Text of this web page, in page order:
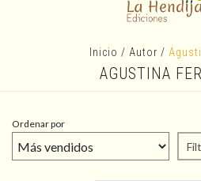
Inicio / Autor /
AGUSTINA
Ordenar por